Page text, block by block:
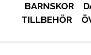
BARNSKOR
TILLBEHÖR